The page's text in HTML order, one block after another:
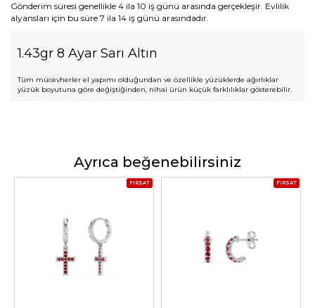
Gönderim süresi genellikle 4 ila 10 iş günü arasında gerçekleşir. Evlilik
alyansları için bu süre 7 ila 14 iş günü arasındadır.
1.43gr 8 Ayar Sarı Altın
Tüm mücevherler el yapımı olduğundan ve özellikle yüzüklerde ağırlıklar
yüzük boyutuna göre değiştiğinden, nihai ürün küçük farklılıklar gösterebilir.
Ayrıca beğenebilirsiniz
FIRSAT FIRSAT